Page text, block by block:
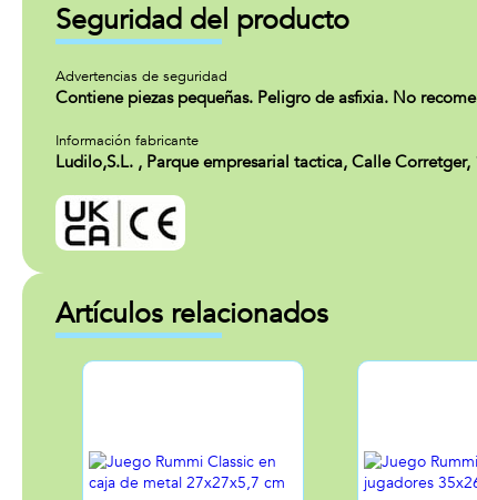
Seguridad del producto
Advertencias de seguridad
Contiene piezas pequeñas. Peligro de asfixia. No
Información fabricante
Ludilo,S.L. , Parque empresarial tactica, Calle
Artículos relacionados